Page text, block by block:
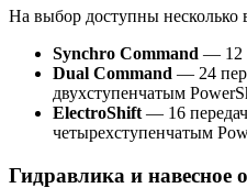
На выбор доступны несколько
Synchro Command — 12
Dual Command — 24
двухступенчатым
ElectroShift — 16
четырехступенчатым
Гидравлика и навесное